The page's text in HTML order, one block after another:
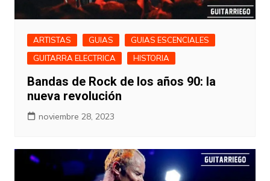
ARTISTAS GUIAS
GUIAS ESCENCIALES
GUITARRA ELECTRICA
HISTORIA
Bandas de Rock de los años 90: la
nueva revolución
noviembre 28, 2023